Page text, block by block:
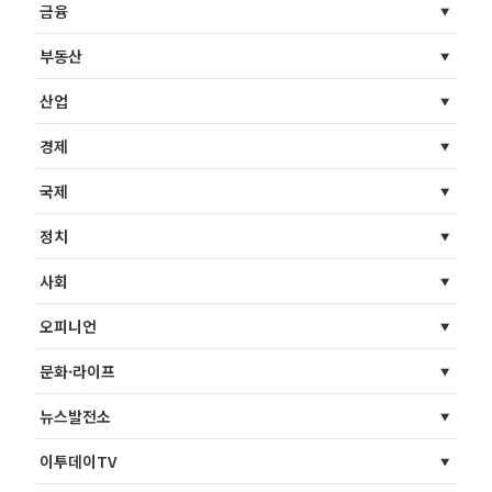
금융
부동산
산업
경제
국제
정치
사회
오피니언
문화·라이프
뉴스발전소
이투데이TV